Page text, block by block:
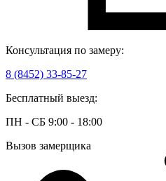
Консультация по замеру:
8 (8452) 33-85-27
Бесплатный выезд:
ПН - СБ 9:00 - 18:00
Вызов замерщика